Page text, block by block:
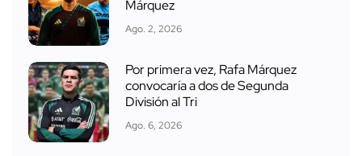
Márquez
Ago. 2, 2026
Por primera vez, Rafa Márquez
convocaría a dos de Segunda
División al Tri
Ago. 6, 2026